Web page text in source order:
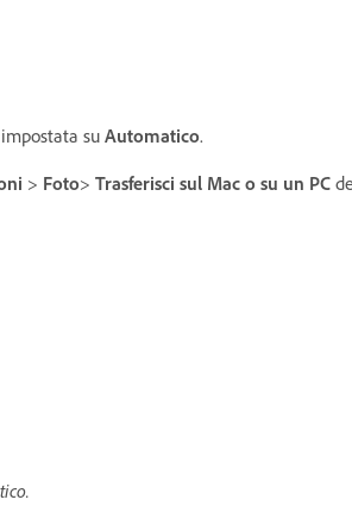
su Automatico.
> Foto> Trasferisci sul Mac o su un PC